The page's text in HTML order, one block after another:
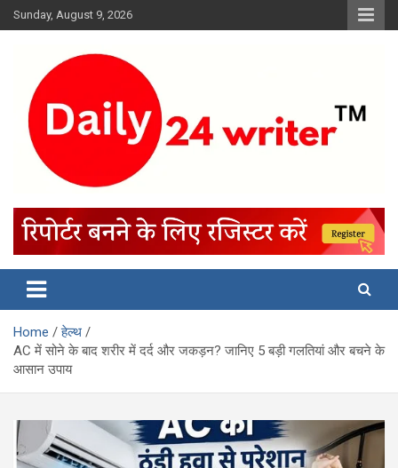
Skip
to
Sunday, August 9, 2026
Home
हेल्थ
AC में सोने के बाद शरीर में दर्द और जकड़न? जानिए 5 बड़ी गलतियां और बचने के
आसान उपाय